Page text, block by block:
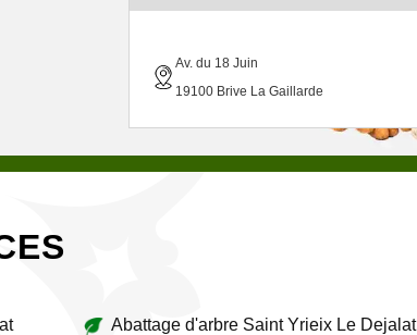
Av. du 18 Juin
19100 Brive La Gaillarde
Abattage d'arbre Saint Yrieix Le Dejalat